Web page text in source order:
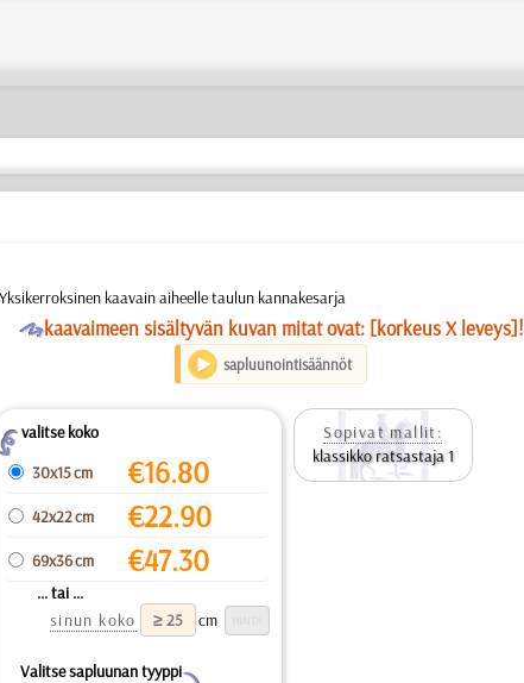
Yksikerroksinen kaavain aiheelle taulun kannakesarja
Okaavaimeen sisältyvän kuvan mitat ovat: [korkeus X leveys]!
sapluunointisäännöt
Zvalitse koko
30x15 cm
€16.80
42x22 cm €22.90
69x36 cm €47.30
... tai ...
sinun koko
cm
Valitse sapluunan tyyppi
Sopivat mallit:
klassikko ratsastaja 1